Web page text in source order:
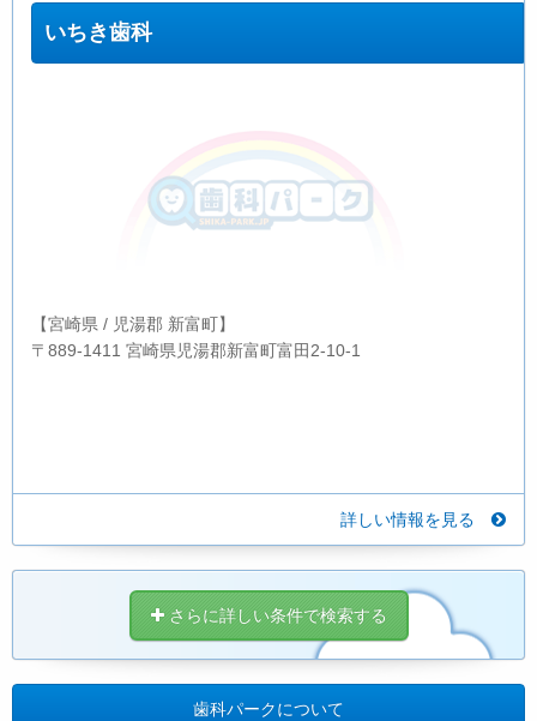
いちき歯科
【宮崎県 / 児湯郡 新富町】
〒889-1411 宮崎県児湯郡新富町富田2-10-1
詳しい情報を見る
さらに詳しい条件で検索する
歯科パークについて